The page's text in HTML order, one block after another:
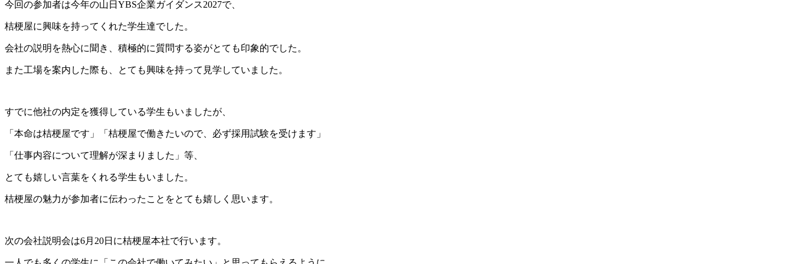
今回の参加者は今年の山日YBS企業ガイダンス2027で、
桔梗屋に興味を持ってくれた学生達でした。
会社の説明を熱心に聞き、積極的に質問する姿がとても印象的でした。
また工場を案内した際も、とても興味を持って見学していました。
すでに他社の内定を獲得している学生もいましたが、
「本命は桔梗屋です」「桔梗屋で働きたいので、必ず採用試験を受けます」
「仕事内容について理解が深まりました」等、
とても嬉しい言葉をくれる学生もいました。
桔梗屋の魅力が参加者に伝わったことをとても嬉しく思います。
次の会社説明会は6月20日に桔梗屋本社で行います。